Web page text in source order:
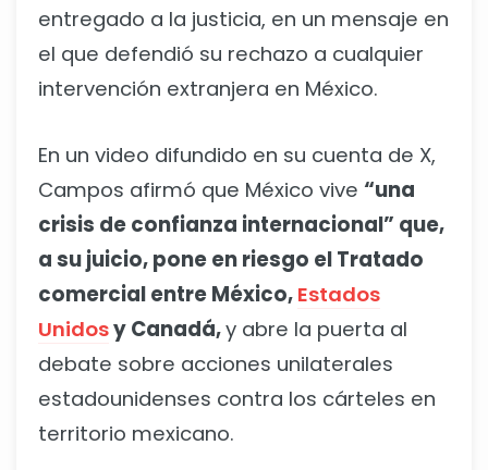
entregado a la justicia, en un mensaje en
el que defendió su rechazo a cualquier
intervención extranjera en México.
En un video difundido en su cuenta de X,
Campos afirmó que México vive “una
crisis de confianza internacional” que,
a su juicio, pone en riesgo el Tratado
comercial entre México, Estados
Unidosy Canadá,y abre la puerta al
debate sobre acciones unilaterales
estadounidenses contra los cárteles en
territorio mexicano.